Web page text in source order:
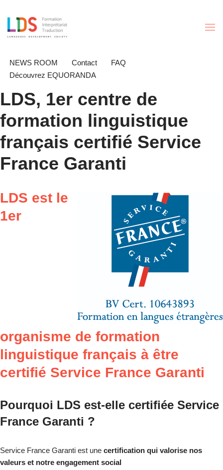
au
NEWS ROOM
Contact
FAQ
Découvrez EQUORANDA
LDS, 1er centre de
formation linguistique
français certifié Service
France Garanti
LDS est le
1er
organisme de formation
linguistique français à être
certifié Service France Garanti
Pourquoi LDS est-elle certifiée Service
France Garanti ?
Service France Garanti est une certification qui valorise nos
valeurs et notre engagement social